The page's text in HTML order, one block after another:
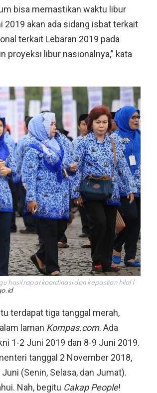
bisa memastikan waktu libur
2019 akan ada sidang isbat terkait
terkait Lebaran 2019 pada
proyeksi libur nasionalnya,” kata
hasil rapat koordinasi dan kepastian hilal 1
terdapat tiga tanggal merah,
laman Kompas.com. Ada
1-2 Juni 2019 dan 8-9 Juni 2019.
tanggal 2 November 2018,
(Senin, Selasa, dan Jumat).
Nah, begitu Cakap People!